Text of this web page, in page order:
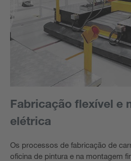
Fabricação flexível e
elétrica
Os processos de fabricação de
oficina de pintura e na montagem